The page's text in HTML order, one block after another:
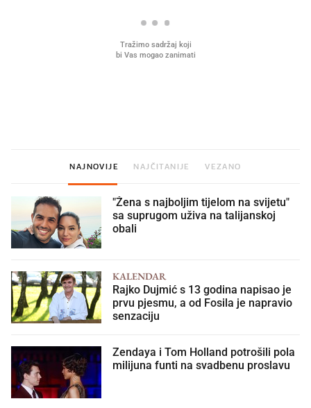
NAJNOVIJE NAJČITANIJE VEZANO
"Žena s najboljim tijelom na svijetu"
sa suprugom uživa na talijanskoj
obali
KALENDAR
Rajko Dujmić s 13 godina napisao je
prvu pjesmu, a od Fosila je napravio
senzaciju
Zendaya i Tom Holland potrošili pola
milijuna funti na svadbenu proslavu